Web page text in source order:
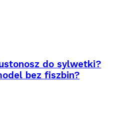
do sylwetki?
bez fiszbin?